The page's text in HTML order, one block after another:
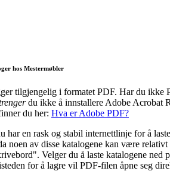
hos Mestermøbler
tilgjengelig i formatet PDF. Har du ikke
du ikke å innstallere Adobe Acrobat
du her: Hva er Adobe PDF?
har en rask og stabil internettlinje for å
noen av disse katalogene kan være
Velger du å laste katalogene ned
for å lagre vil PDF-filen åpne seg